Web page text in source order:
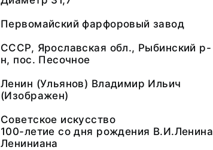
Первомайский фарфоровый завод
СССР, Ярославская обл., Рыбинский р-
н, пос. Песочное
Ленин (Ульянов) Владимир Ильич
(Изображен)
Советское искусство
100-летие со дня рождения В.И.Ленина
Лениниана